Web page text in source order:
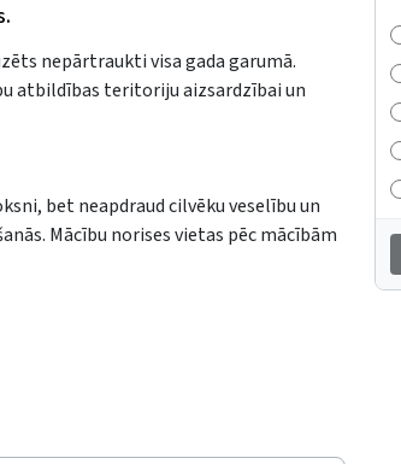
nepārtraukti visa gada garumā.
atbildības teritoriju aizsardzībai un
bet neapdraud cilvēku veselību un
Mācību norises vietas pēc mācībām